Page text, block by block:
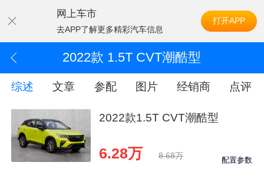
网上车市
去APP了解更多精彩汽车信息
打开APP
2022款 1.5T CVT潮酷型
综述 文章 参配 图片 经销商 点评
2022款1.5T CVT潮酷型
6.28万 8.68万 配置参数